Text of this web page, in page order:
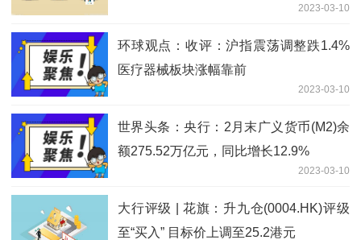
2023-03-10
环球观点：收评：沪指震荡调整跌1.4%
医疗器械板块涨幅靠前
2023-03-10
世界头条：央行：2月末广义货币(M2)余
额275.52万亿元，同比增长12.9%
2023-03-10
大行评级 | 花旗：升九仓(0004.HK)评级
至“买入” 目标价上调至25.2港元